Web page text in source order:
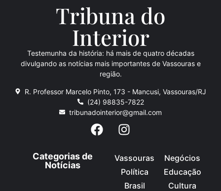
Tribuna do
Interior
Testemunha da história: há mais de quatro décadas
divulgando as notícias mais importantes de Vassouras e
região.
R. Professor Marcelo Pinto, 173 - Mancusi, Vassouras/RJ
(24) 98835-7822
tribunadointerior@gmail.com
Categorias de
Notícias
Vassouras
Política
Brasil
Negócios
Educação
Cultura